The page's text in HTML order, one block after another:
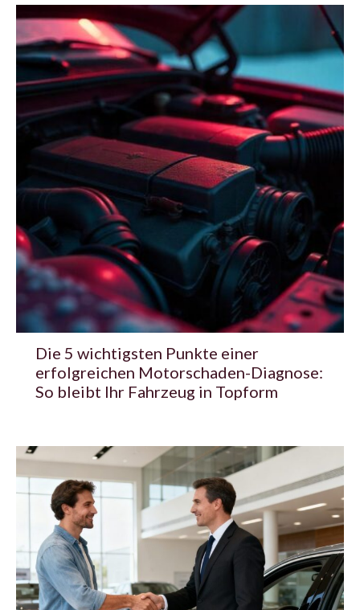
Die 5 wichtigsten Punkte einer
erfolgreichen Motorschaden-Diagnose:
So bleibt Ihr Fahrzeug in Topform